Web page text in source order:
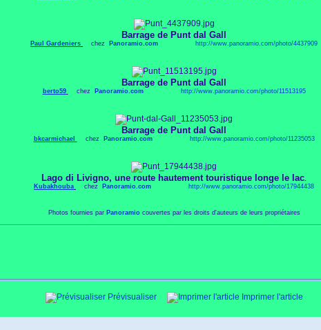
Barrage de Punt dal Gall
Paul Gardeniers chez Panoramio.com http://www.panoramio.com/photo/4437909
Barrage de Punt dal Gall
berto59 chez Panoramio.com http://www.panoramio.com/photo/11513195
Barrage de Punt dal Gall
bkcarmichael chez Panoramio.com http://www.panoramio.com/photo/11235053
Lago di Livigno, une route hautement touristique longe le lac
Kubakhouba chez Panoramio.com http://www.panoramio.com/photo/17944438
Photos fournies par Panoramio couvertes par les droits d'auteurs de leurs propriétaires
Prévisualiser Imprimer l'article